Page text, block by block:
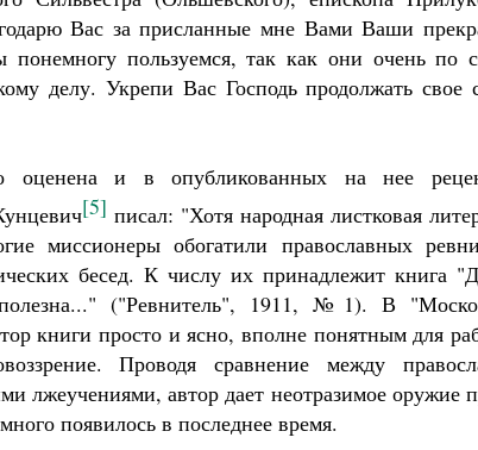
Вас за присланные мне Вами Ваши
пользуемся, так как они очень по
делу. Укрепи Вас Господь продолжать свое
оценена и в опубликованных на нее
[5] писал: "Хотя народная листковая
миссионеры обогатили православных
бесед. К числу их принадлежит книга
("Ревнитель", 1911, №1). В
книги просто и ясно, вполне понятным для
Проводя сравнение между
лжеучениями, автор дает неотразимое оружие
появилось в последнее время.